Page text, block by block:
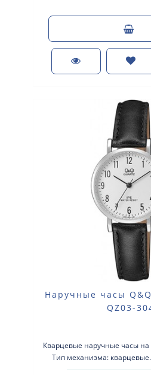
Наручные часы
QZ03-
Кварцевые наручные часы
Тип механизма: кварцевые.
серебристым